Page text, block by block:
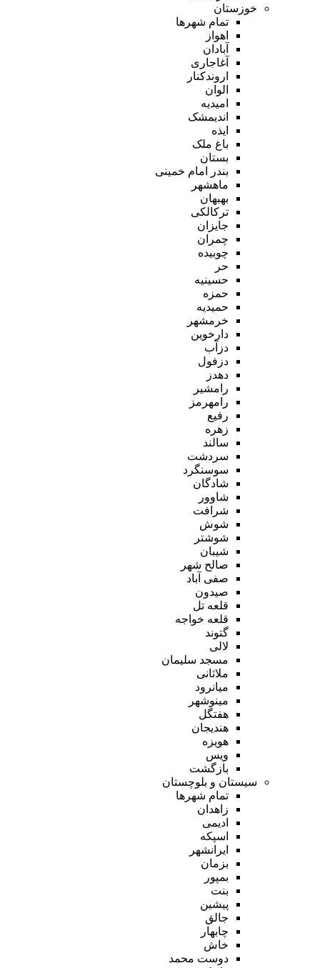
خوزستان
تمام شهر‌ها
اهواز
آبادان
آغاجاری
اروندکنار
الوان
امیدیه
اندیمشک
ایذه
باغ ملک
بستان
بندر امام خمینی
ماهشهر
بهبهان
ترکالکی
جایزان
چمران
چوبیده
حر
حسینیه
حمزه
حمیدیه
خرمشهر
دارخوین
دزآب
دزفول
دهدز
رامشیر
رامهرمز
رفیع
زهره
سالند
سردشت
سوسنگرد
شادگان
شاوور
شرافت
شوش
شوشتر
شیبان
صالح شهر
صفی آباد
صیدون
قلعه تل
قلعه خواجه
گتوند
لالی
مسجد سلیمان
ملاثانی
میانرود
مینوشهر
هفتگل
هندیجان
هویزه
ویس
بازگشت
سیستان و بلوچستان
تمام شهر‌ها
زاهدان
ادیمی
اسپکه
ایرانشهر
بزمان
بمپور
بنت
پیشین
جالق
چابهار
خاش
دوست محمد